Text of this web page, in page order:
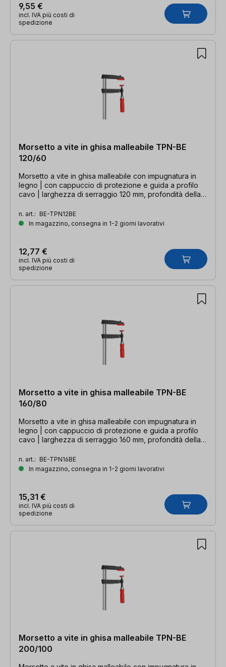
9,55 €
incl. IVA più costi di
spedizione
Morsetto a vite in ghisa malleabile TPN-BE
120/60
Morsetto a vite in ghisa malleabile con impugnatura in
legno | con cappuccio di protezione e guida a profilo
cavo | larghezza di serraggio 120 mm, profondità della
n. art.: BE-TPN12BE
In magazzino, consegna in 1-2 giorni lavorativi
12,77 €
incl. IVA più costi di
spedizione
Morsetto a vite in ghisa malleabile TPN-BE
160/80
Morsetto a vite in ghisa malleabile con impugnatura in
legno | con cappuccio di protezione e guida a profilo
cavo | larghezza di serraggio 160 mm, profondità della
n. art.: BE-TPN16BE
In magazzino, consegna in 1-2 giorni lavorativi
15,31 €
incl. IVA più costi di
spedizione
Morsetto a vite in ghisa malleabile TPN-BE
200/100